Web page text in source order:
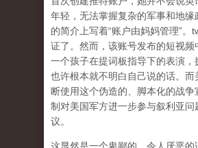
年轻，无法掌握复杂的军事和地缘
的简介上写着“账户由妈妈管理”。
证了。然而，该账号发布的短视频
一个孩子在提词板指导下的表演，
也许根本就不明白自己说的话。而
断使用这个伪造的、脚本化的战争
制对美国军方进一步参与叙利亚问
议。